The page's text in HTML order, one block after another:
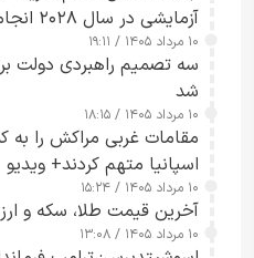
آزمایشی در سال ۲۰۲۸ انجام می‌شود
۱۰ مرداد ۱۴۰۵ / ۱۹:۱۱
سه تصمیم راهبردی دولت
شد
۱۰ مرداد ۱۴۰۵ / ۱۸:۱۵
مقامات غربی مراکش را
اسپانیا متهم کردند+ ویدیو
۱۰ مرداد ۱۴۰۵ / ۱۵:۲۴
آخرین قیمت طلا، سکه و ارز شنبه 10
۱۰ مرداد ۱۴۰۵ / ۱۳:۰۸